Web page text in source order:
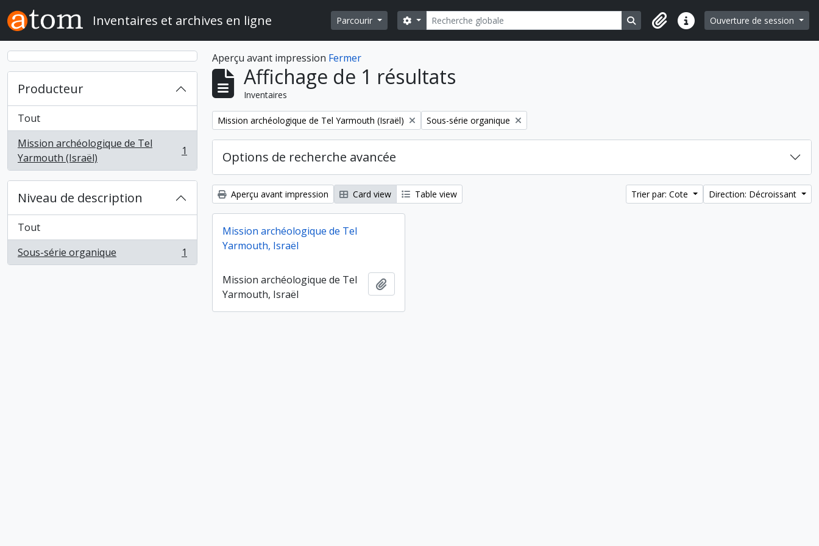
Skip to main content
Inventaires et archives en ligne Parcourir Rechercher
Search options Search in browse page
Liens rapidesOuverture de session
Producteur
Tout
Mission archéologique de Tel
Yarmouth (Israël)
, 1 résultats 1
Niveau de description
Tout
Sous-série organique
, 1 résultats 1
Aperçu avant impression Fermer
Affichage de 1 résultats
Inventaires
Remove filter:
Mission archéologique de Tel Yarmouth (Israël) Remove filter:
Sous-série organique
Options de recherche avancée
Aperçu avant impression Card view Table view Trier par: Cote Direction: Décroissant
Mission archéologique de Tel
Yarmouth, Israël
Mission archéologique de Tel
Yarmouth, Israël